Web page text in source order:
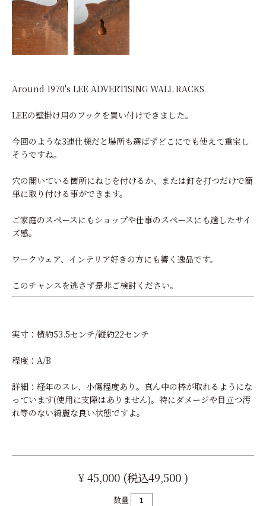
Around 1970's LEE ADVERTISING WALL RACKS
LEEの壁掛け用のフックを買い付けできました。
今回のような3連仕様だと場所も選ばずどこにでも使えて重宝し
そうですね。
穴の開いている箇所にねじを付けるか、または釘を打つだけで簡
単に取り付ける事ができます。
ご家庭のスペースにもショップや仕事のスペースにも適したサイ
ズ感。
ワークウェア、インテリア好きの方にも響く逸品です。
このチャンスを逃さず是非ご検討ください。
実寸：横約53.5センチ/縦約22センチ
程度：A/B
詳細：経年のスレ、小傷程度あり。真ん中の棒が取れるようにな
っています(使用に支障はありません)。特にダメージや目立つ汚
れ等のない綺麗な良い状態ですよ。
¥ 45,000 (税込49,500 )
数量